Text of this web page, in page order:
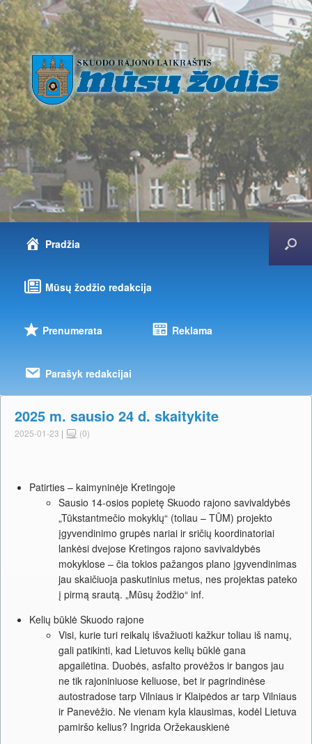
Pradžia
Mūsų žodžio redakcija
Prenumerata Reklama
Parašyk redakcijai
2025 m. sausio 24 d. skaitykite
2025-01-23 | (0)
Patirties – kaimyninėje Kretingoje
Sausio 14-osios popietę Skuodo rajono savivaldybės
„Tūkstantmečio mokyklų“ (toliau – TŪM) projekto
įgyvendinimo grupės nariai ir sričių koordinatoriai
lankėsi dvejose Kretingos rajono savivaldybės
mokyklose – čia tokios pažangos plano įgyvendinimas
jau skaičiuoja paskutinius metus, nes projektas pateko
į pirmą srautą. „Mūsų žodžio“ inf.
Kelių būklė Skuodo rajone
Visi, kurie turi reikalų išvažiuoti kažkur toliau iš namų,
gali patikinti, kad Lietuvos kelių būklė gana
apgailėtina. Duobės, asfalto provėžos ir bangos jau
ne tik rajoniniuose keliuose, bet ir pagrindinėse
autostradose tarp Vilniaus ir Klaipėdos ar tarp Vilniaus
ir Panevėžio. Ne vienam kyla klausimas, kodėl Lietuva
pamiršo kelius? Ingrida Oržekauskienė